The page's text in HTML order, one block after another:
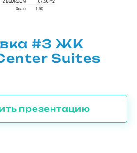
#3 ЖК
Suites
презентацию